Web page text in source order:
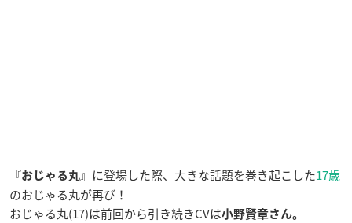
『おじゃる丸』に登場した際、大きな話題を巻き起こした17歳
のおじゃる丸が再び！
おじゃる丸(17)は前回から引き続きCVは小野賢章さん。